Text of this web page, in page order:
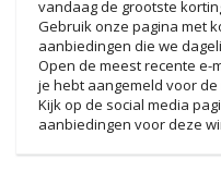
vandaag de grootste
Gebruik onze pagina met
aanbiedingen die we
Open de meest recente e-
je hebt aangemeld voor
Kijk op de social media
aanbiedingen voor deze